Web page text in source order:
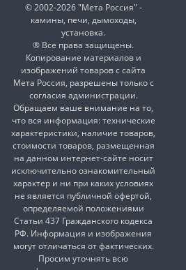
© 2002-2026 "Мета Россия" -
камины, печи, дымоходы,
установка.
® Все права защищены.
Копирование материалов и
изображений товаров с сайта
Мета Россия, разрешены только с
согласия администрации.
Обращаем ваше внимание на то,
что вся информация: технические
характеристики, наличие товаров,
стоимости товаров, размещенная
на данном интернет-сайте носит
исключительно ознакомительный
характер и ни при каких условиях
не является публичной офертой,
определяемой положениями
Статьи 437 Гражданского кодекса
РФ. Информация и изображения
могут отличаться от фактических.
Просим уточнять всю